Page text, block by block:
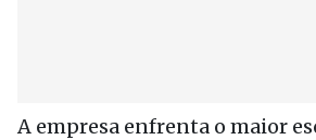
A empresa enfrenta o maior